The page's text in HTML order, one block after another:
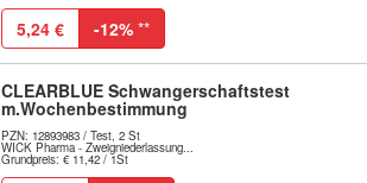
5,24 € -12% **
CLEARBLUE Schwangerschaftstest
m.Wochenbestimmung
PZN: 12893983 / Test, 2 St
WICK Pharma - Zweigniederlassung...
Grundpreis: € 11,42 / 1St